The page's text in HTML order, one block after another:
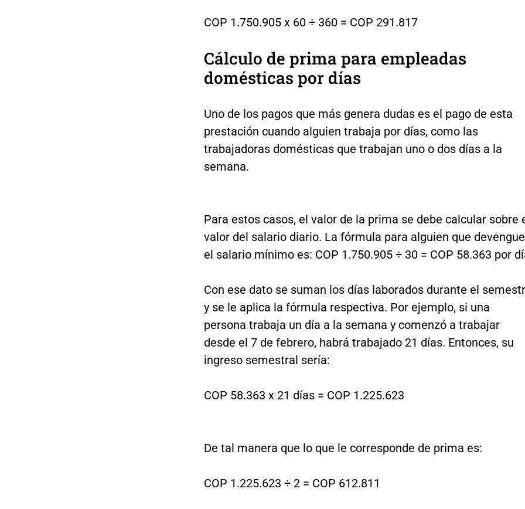
COP 1.750.905 x 60 ÷ 360 = COP 291.817
Cálculo de prima para empleadas
domésticas por días
Uno de los pagos que más genera dudas es el pago de esta
prestación cuando alguien trabaja por días, como las
trabajadoras domésticas que trabajan uno o dos días a la
semana.
Para estos casos, el valor de la prima se debe calcular sobre
valor del salario diario. La fórmula para alguien que devengue
el salario mínimo es: COP 1.750.905 ÷ 30 = COP 58.363 por
Con ese dato se suman los días laborados durante el
y se le aplica la fórmula respectiva. Por ejemplo, si una
persona trabaja un día a la semana y comenzó a trabajar
desde el 7 de febrero, habrá trabajado 21 días. Entonces, su
ingreso semestral sería:
COP 58.363 x 21 días = COP 1.225.623
De tal manera que lo que le corresponde de prima es:
COP 1.225.623 ÷ 2 = COP 612.811